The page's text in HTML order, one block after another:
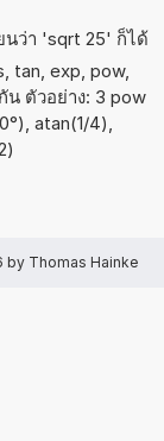
ว่า 'sqrt 25' ก็ได้
tan, exp, pow,
น ตัวอย่าง: 3 pow
atan(1/4),
Thomas Hainke